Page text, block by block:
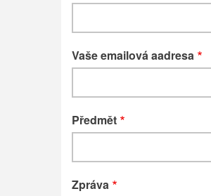
Vaše emailová aadresa
Předmět
Zpráva